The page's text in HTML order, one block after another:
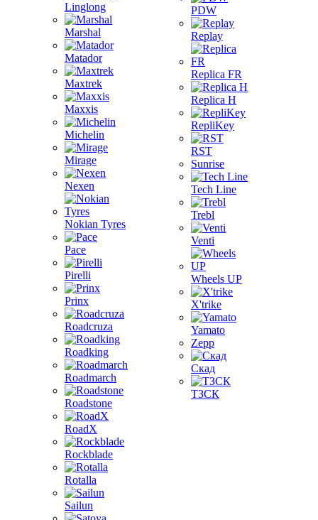
Linglong
Marshal
Matador
Maxtrek
Maxxis
Michelin
Mirage
Nexen
Nokian Tyres
Pace
Pirelli
Prinx
Roadcruza
Roadking
Roadmarch
Roadstone
RoadX
Rockblade
Rotalla
Sailun
PDW
Replay
Replica FR
Replica H
RepliKey
RST
Sunrise
Tech Line
Trebl
Venti
Wheels UP
X'trike
Yamato
Zepp
Скад
ТЗСК